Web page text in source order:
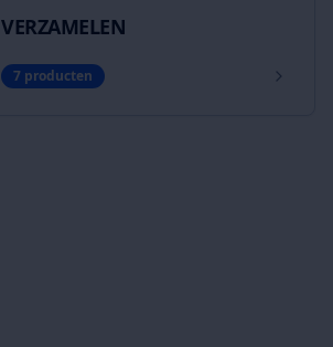
VERZAMELEN
7 producten